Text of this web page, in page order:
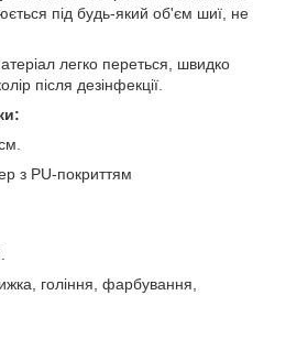
під будь-який об'єм шиї, не
легко переться, швидко
після дезінфекції.
з PU-покриттям
гоління, фарбування,